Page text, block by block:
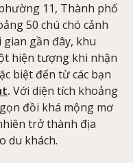
11, Thành phố
50 chú chó cảnh
gần đây, khu
hiện tượng khi nhận
biệt đến từ các bạn
. Với diện tích khoảng
đồi khá mộng mơ
trở thành địa
du khách.